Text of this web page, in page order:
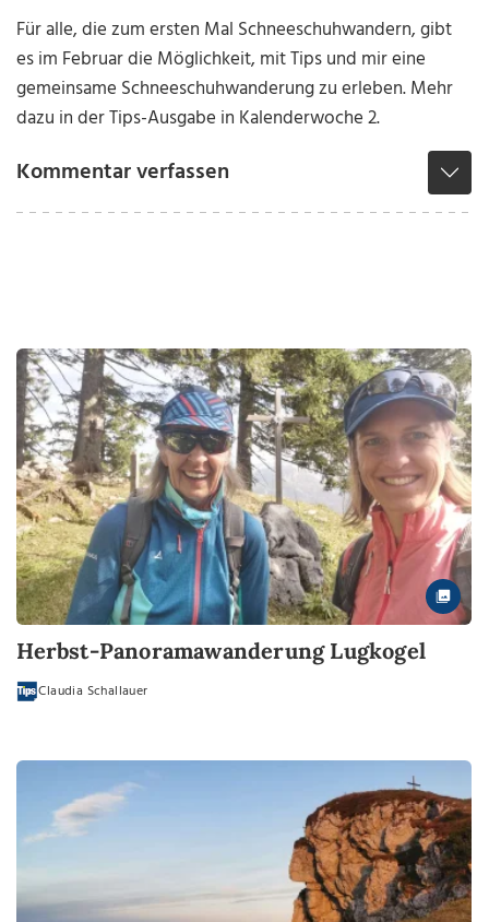
Für alle, die zum ersten Mal Schneeschuhwandern, gibt
es im Februar die Möglichkeit, mit Tips und mir eine
gemeinsame Schneeschuhwanderung zu erleben. Mehr
dazu in der Tips-Ausgabe in Kalenderwoche 2.
Kommentar verfassen
Herbst-Panoramawanderung Lugkogel
Claudia Schallauer